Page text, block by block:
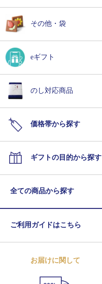
その他・袋
eギフト
のし対応商品
価格帯から探す
ギフトの目的から探す
全ての商品から探す
ご利用ガイドはこちら
お届けに関して